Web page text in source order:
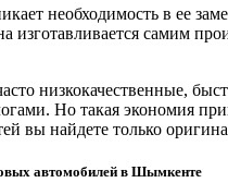
необходимость в ее
изготавливается самим
низкокачественные,
Но такая экономия
вы найдете только
автомобилей в Шымкенте